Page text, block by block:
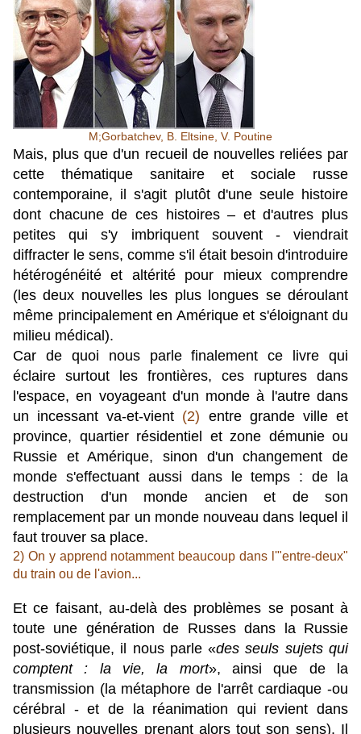
M;Gorbatchev, B. Eltsine, V. Poutine
Mais, plus que d'un recueil de nouvelles reliées par
cette thématique sanitaire et sociale russe
contemporaine, il s'agit plutôt d'une seule histoire
dont chacune de ces histoires – et d'autres plus
petites qui s'y imbriquent souvent - viendrait
diffracter le sens, comme s'il était besoin d'introduire
hétérogénéité et altérité pour mieux comprendre
(les deux nouvelles les plus longues se déroulant
même principalement en Amérique et s'éloignant du
milieu médical).
Car de quoi nous parle finalement ce livre qui
éclaire surtout les frontières, ces ruptures dans
l'espace, en voyageant d'un monde à l'autre dans
un incessant va-et-vient (2) entre grande ville et
province, quartier résidentiel et zone démunie ou
Russie et Amérique, sinon d'un changement de
monde s'effectuant aussi dans le temps : de la
destruction d'un monde ancien et de son
remplacement par un monde nouveau dans lequel il
faut trouver sa place.
2) On y apprend notamment beaucoup dans l'"entre-deux"
du train ou de l'avion...
Et ce faisant, au-delà des problèmes se posant à
toute une génération de Russes dans la Russie
post-soviétique, il nous parle «des seuls sujets qui
comptent : la vie, la mort», ainsi que de la
transmission (la métaphore de l'arrêt cardiaque -ou
cérébral - et de la réanimation qui revient dans
plusieurs nouvelles prenant alors tout son sens). Il